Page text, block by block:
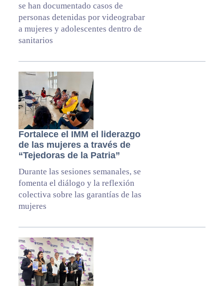
se han documentado casos de
personas detenidas por videograbar
a mujeres y adolescentes dentro de
sanitarios
Fortalece el IMM el liderazgo
de las mujeres a través de
“Tejedoras de la Patria”
Durante las sesiones semanales, se
fomenta el diálogo y la reflexión
colectiva sobre las garantías de las
mujeres